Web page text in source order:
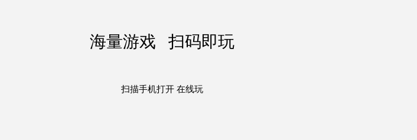
海量游戏 扫码即玩
扫描手机打开 在线玩